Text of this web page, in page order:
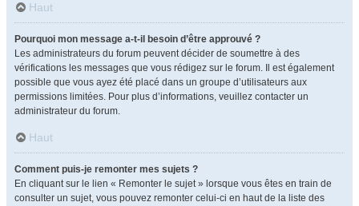
Haut
Pourquoi mon message a-t-il besoin d’être approuvé ?
Les administrateurs du forum peuvent décider de soumettre à des
vérifications les messages que vous rédigez sur le forum. Il est également
possible que vous ayez été placé dans un groupe d’utilisateurs aux
permissions limitées. Pour plus d’informations, veuillez contacter un
administrateur du forum.
Haut
Comment puis-je remonter mes sujets ?
En cliquant sur le lien « Remonter le sujet » lorsque vous êtes en train de
consulter un sujet, vous pouvez remonter celui-ci en haut de la liste des